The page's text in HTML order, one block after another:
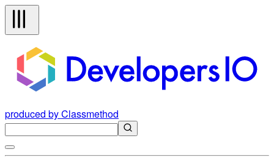
produced by Classmethod